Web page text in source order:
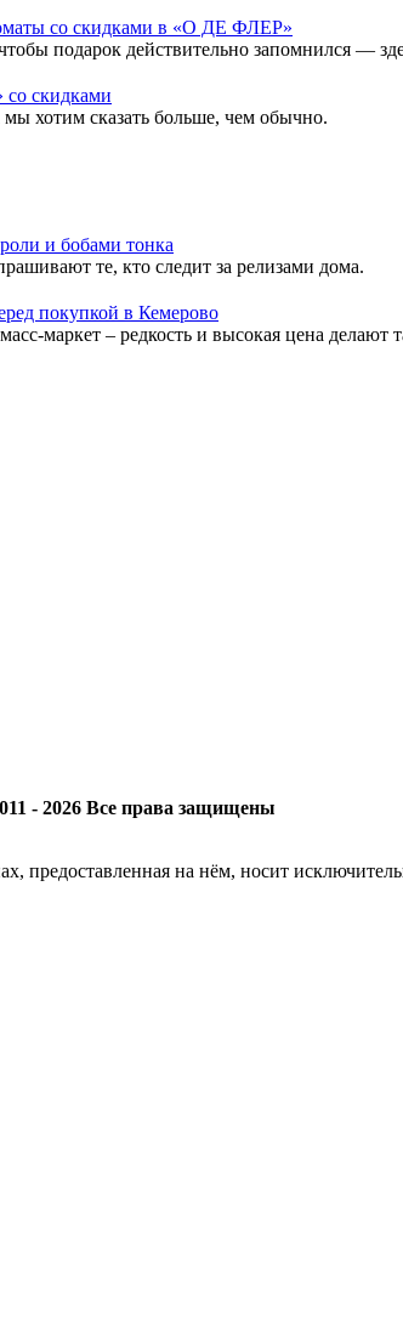
со скидками в «О ДЕ ФЛЕР»
подарок действительно запомнился —
скидками
хотим сказать больше, чем обычно.
и бобами тонка
те, кто следит за релизами дома.
покупкой в Кемерово
маркет – редкость и высокая цена делают
- 2026 Все права защищены
предоставленная на нём, носит